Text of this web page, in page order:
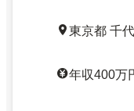
東京都 千
年収400万